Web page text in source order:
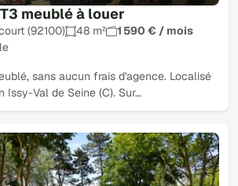
meublé à louer
(92100) 48 m²
1 590 € / mois
sans aucun frais d'agence. Localisé
Issy-Val de Seine (C). Sur…